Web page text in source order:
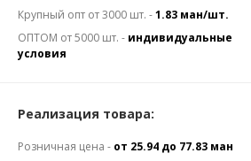
Крупный опт от 3000 шт. -1.83 ман/шт.
ОПТОМ от 5000 шт. - индивидуальные
условия
Реализация товара:
Розничная цена - от 25.94 до 77.83 ман